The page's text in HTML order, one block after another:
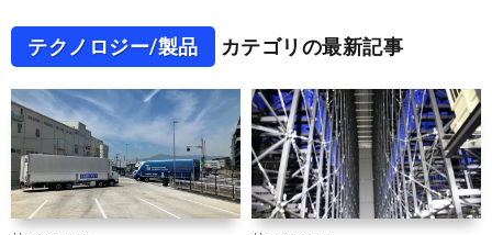
テクノロジー/製品 カテゴリの最新記事